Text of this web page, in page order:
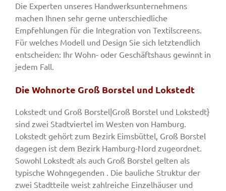
Die Experten unseres Handwerksunternehmens
machen Ihnen sehr gerne unterschiedliche
Empfehlungen für die Integration von Textilscreens.
Für welches Modell und Design Sie sich letztendlich
entscheiden: Ihr Wohn- oder Geschäftshaus gewinnt in
jedem Fall.
Die Wohnorte Groß Borstel und Lokstedt
Lokstedt und Groß Borstel|Groß Borstel und Lokstedt}
sind zwei Stadtviertel im Westen von Hamburg.
Lokstedt gehört zum Bezirk Eimsbüttel, Groß Borstel
dagegen ist dem Bezirk Hamburg-Nord zugeordnet.
Sowohl Lokstedt als auch Groß Borstel gelten als
typische Wohngegenden . Die bauliche Struktur der
zwei Stadtteile weist zahlreiche Einzelhäuser und